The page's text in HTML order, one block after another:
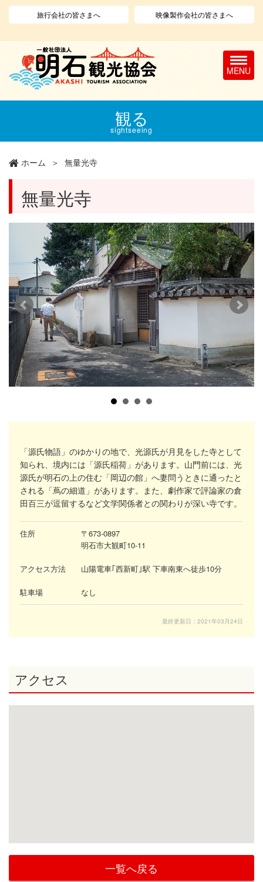
コ
旅行会社の皆さまへ 映像製作会社の皆さまへ
T
o
g
g
a
o
n
観る
sightseeing
ホーム 無量光寺
無量光寺
「源氏物語」のゆかりの地で、光源氏が月見をした寺として
知られ、境内には「源氏稲荷」があります。山門前には、光
源氏が明石の上の住む「岡辺の館」へ妻問うときに通ったと
される「蔦の細道」があります。また、劇作家で評論家の倉
田百三が逗留するなど文学関係者との関わりが深い寺です。
住所
〒673-0897
明石市大観町10-11
アクセス方法 山陽電車｢西新町｣駅 下車南東へ徒歩10分
駐車場 なし
最終更新日：2021年03月24日
アクセス
一覧へ戻る